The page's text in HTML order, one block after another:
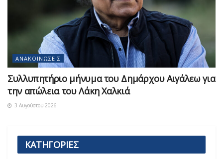
ΑΝΑΚΟΙΝΏΣΕΙΣ
Συλλυπητήριο μήνυμα του Δημάρχου Αιγάλεω για
την απώλεια του Λάκη Χαλκιά
3 Αυγούστου 2026
ΚΑΤΗΓΟΡΙΕΣ